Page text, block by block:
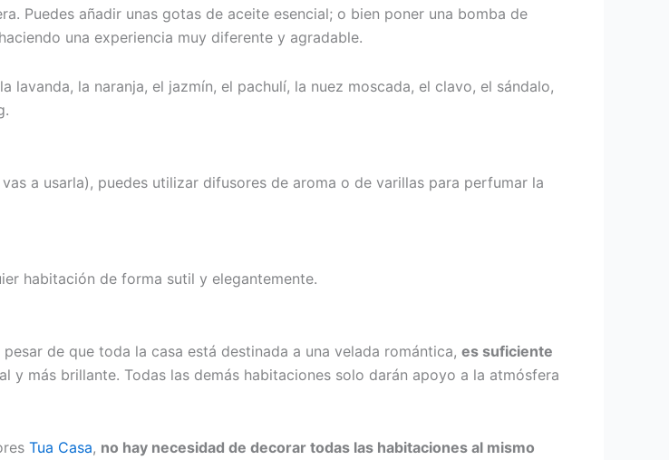
Puedes añadir unas gotas de aceite esencial; o bien poner una bomba de
una experiencia muy diferente y agradable.
lavanda, la naranja, el jazmín, el pachulí, la nuez moscada, el clavo, el sándalo,
a usarla), puedes utilizar difusores de aroma o de varillas para perfumar la
habitación de forma sutil y elegantemente.
de que toda la casa está destinada a una velada romántica, es suficiente
y más brillante. Todas las demás habitaciones solo darán apoyo a la atmósfera
Tua Casa, no hay necesidad de decorar todas las habitaciones al mismo